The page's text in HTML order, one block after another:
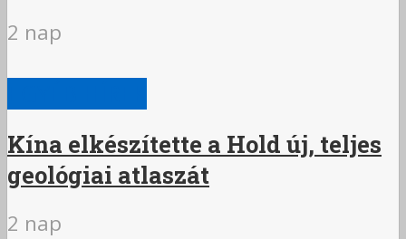
2 nap
Kína elkészítette a Hold új, teljes
geológiai atlaszát
2 nap